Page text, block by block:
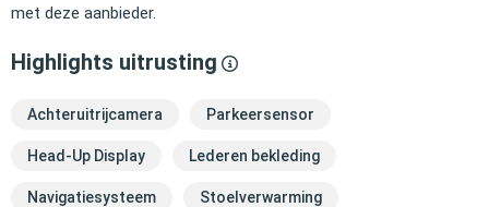
met deze aanbieder.
Highlights uitrusting
Achteruitrijcamera Parkeersensor
Head-Up Display Lederen bekleding
Navigatiesysteem Stoelverwarming